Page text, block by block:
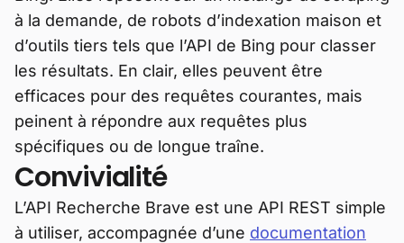
à la demande, de robots d’indexation maison et
d’outils tiers tels que l’API de Bing pour classer
les résultats. En clair, elles peuvent être
efficaces pour des requêtes courantes, mais
peinent à répondre aux requêtes plus
spécifiques ou de longue traîne.
Convivialité
L’API Recherche Brave est une API REST simple
à utiliser, accompagnée d’une documentation